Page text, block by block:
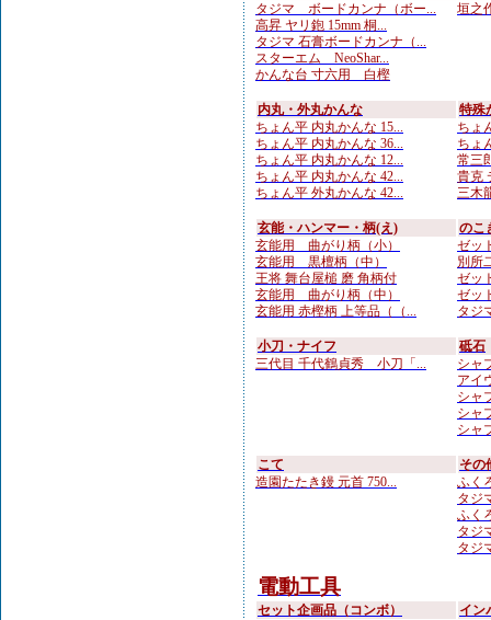
タジマ ボードカンナ（ボー...
高昇 ヤリ鉋 15mm 桐...
タジマ 石膏ボードカンナ（...
スターエム NeoShar...
かんな台 寸六用 白樫
垣之
内丸・外丸かんな
ちょん平 内丸かんな 15...
ちょん平 内丸かんな 36...
ちょん平 内丸かんな 12...
ちょん平 内丸かんな 42...
ちょん平 外丸かんな 42...
特殊
ちょ
ちょ
常三
貴克
三木
玄能・ハンマー・柄(え)
玄能用 曲がり柄（小）
玄能用 黒檀柄（中）
王将 舞台屋槌 磨 角柄付
玄能用 曲がり柄（中）
玄能用 赤樫柄 上等品（（...
のこ
ゼッ
別所
ゼッ
ゼッ
タジ
小刀・ナイフ
三代目 千代鶴貞秀 小刀「...
砥石
シャ
アイ
シャ
シャ
シャ
こて
造園たたき鏝 元首 750...
その
ふく
タジ
ふく
タジ
タジ
電動工具
セット企画品（コンボ） イン